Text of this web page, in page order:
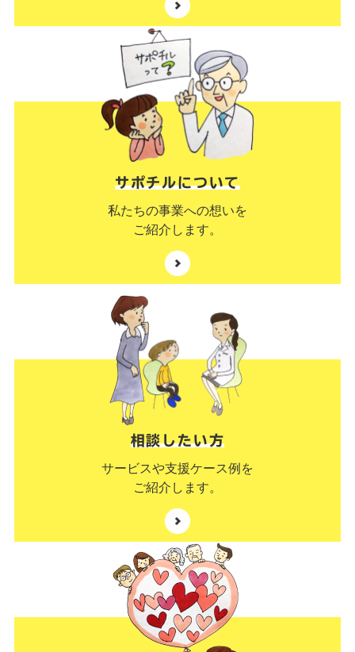
サポチルについて
私たちの事業への想いを
ご紹介します。
相談したい方
サービスや支援ケース例を
ご紹介します。